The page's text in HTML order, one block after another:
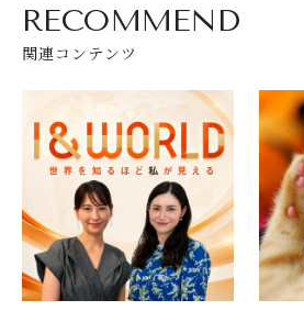
RECOMMEND
関連コンテンツ